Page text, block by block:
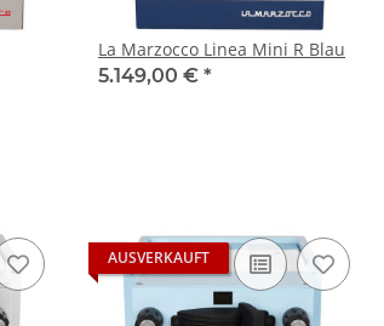
La Marzocco Linea Mini R Blau
5.149,00 € *
AUSVERKAUFT